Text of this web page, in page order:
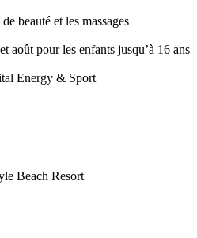
beauté et les massages
août pour les enfants jusqu’à 16 ans
Energy & Sport
Beach Resort